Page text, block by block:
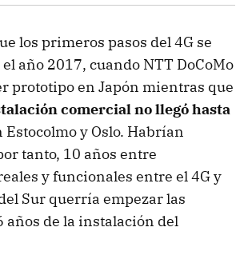
los primeros pasos del 4G se
año 2017, cuando NTT DoCoMo
prototipo en Japón mientras que
comercial no llegó hasta
Estocolmo y Oslo. Habrían
tanto, 10 años entre
y funcionales entre el 4G y
Sur querría empezar las
años de la instalación del